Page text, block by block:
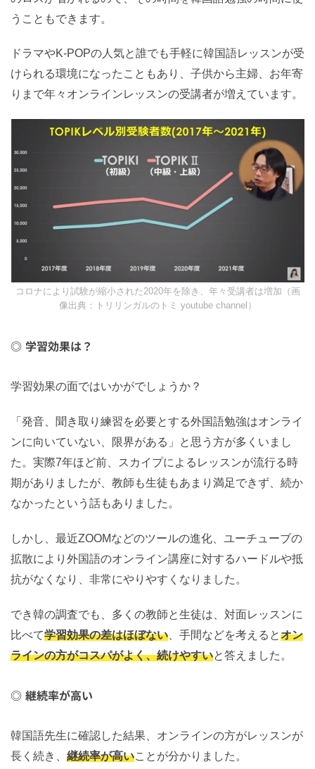
うこともできます。
ドラマやK-POPの人気と誰でも手軽に韓国語レッスンが受
けられる環境になったこともあり、子供から主婦、お年寄
りまで年々オンラインレッスンの受講者が増えています。
コロナにより試験が縮小された2020年を除き、年々受講者は増加（画
像出典：トリリンガルのトミ youtube channel）
学習効果は？
学習効果の面ではいかがでしょうか？
「発音、聞き取り練習を必要とする外国語勉強はオンライ
ンに向いていない、限界がある」と思う方が多くいまし
た。実際7年ほど前、スカイプによるレッスンが流行る時
期がありましたが、教師も生徒もあまり満足できず、続か
なかったという話もありました。
しかし、最近ZOOMなどのツールの進化、ユーチューブの
拡散により外国語のオンライン講座に対するハードルや抵
抗がなくなり、非常にやりやすくなりました。
でき韓の調査でも、多くの教師と生徒は、対面レッスンに
比べて学習効果の差はほぼない 、手間などを考えるとオン
ラインの方がコスパがよく、続けやすいと答えました。
継続率が高い
韓国語先生に確認した結果、オンラインの方がレッスンが
長く続き、 継続率が高いことが分かりました。